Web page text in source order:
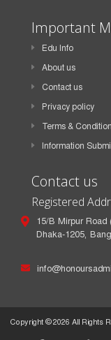
Important
Edu Info
About us
Contact us
Privacy policy
Terms &
Information
Contact us
Registered
15/B Mirpur
Dhaka-1205,
Copyright ©2026 All Rights